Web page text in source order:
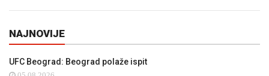
NAJNOVIJE
UFC Beograd: Beograd polaže ispit